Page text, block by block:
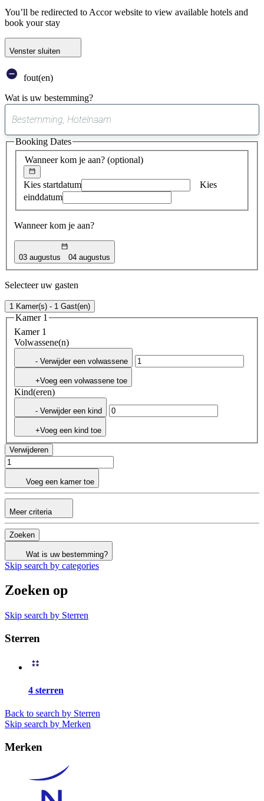
You’ll be redirected to Accor website to view available hotels and
book your stay
Venster sluiten
fout(en)
Wat is uw bestemming?
suggestie
gevonden
Wanneer kom je aan? (optional)
Kies startdatum
Kies
einddatum
Wanneer kom je aan?
03 augustus 04 augustus
Booking Dates
Selecteer uw gasten
1 Kamer(s) - 1 Gast(en)
Kamer 1
Kamer 1
Volwassene(n)
- Verwijder een volwassene
+Voeg een volwassene toe
Kind(eren)
- Verwijder een kind
+Voeg een kind toe
Verwijderen
Voeg een kamer toe
Meer criteria
Zoeken
Wat is uw bestemming?
Skip search by categories
Zoeken op
Skip search by Sterren
Sterren
4 sterren
Back to search by Sterren
Skip search by Merken
Merken